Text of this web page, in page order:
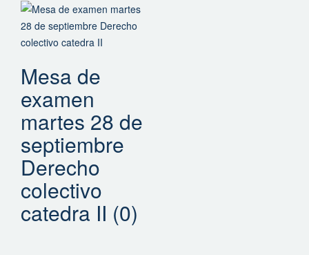
Mesa de
examen
martes 28 de
septiembre
Derecho
colectivo
catedra II (0)